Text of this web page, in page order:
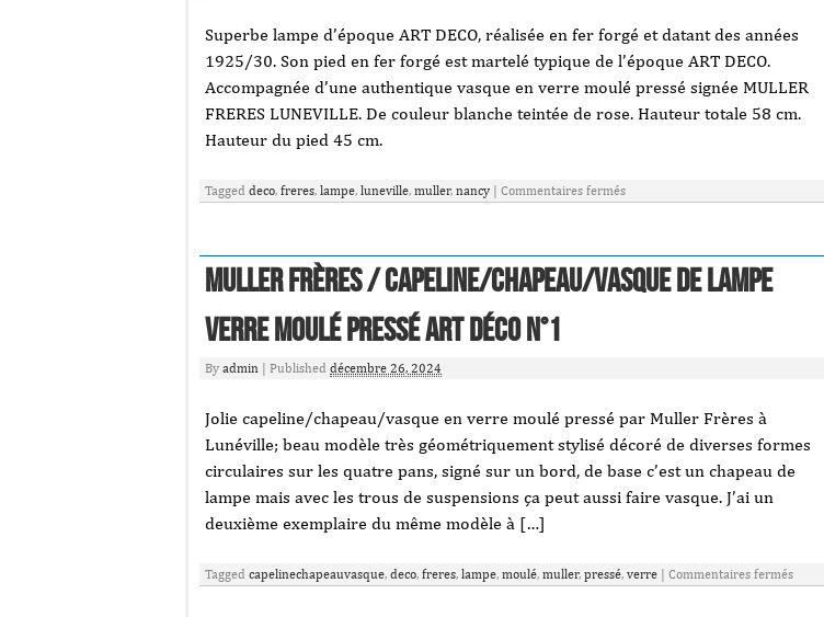
Superbe lampe d’époque ART DECO, réalisée en fer forgé et datant des années
1925/30. Son pied en fer forgé est martelé typique de l’époque ART DECO.
Accompagnée d’une authentique vasque en verre moulé pressé signée MULLER
FRERES LUNEVILLE. De couleur blanche teintée de rose. Hauteur totale 58 cm.
Hauteur du pied 45 cm.
Tagged deco, freres, lampe, luneville, muller, nancy Commentaires fermés
Muller Frères / Capeline/chapeau/vasque de lampe
verre moulé pressé Art Déco N°1
By admin Published décembre 26, 2024
Jolie capeline/chapeau/vasque en verre moulé pressé par Muller Frères à
Lunéville; beau modèle très géométriquement stylisé décoré de diverses formes
circulaires sur les quatre pans, signé sur un bord, de base c’est un chapeau de
lampe mais avec les trous de suspensions ça peut aussi faire vasque. J’ai un
deuxième exemplaire du même modèle à […]
Tagged capelinechapeauvasque, deco, freres, lampe, moulé, muller, pressé, verre Commentaires fermés